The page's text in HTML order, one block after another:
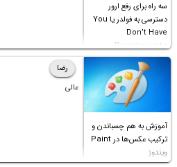
سه راه برای رفع ارور
دسترسی به فولدر یا You
Don’t Have
Permission to
Access this folder
آموزش به هم چسباندن و
ترکیب عکس‌ها در Paint
ویندوز
رضا
عالی